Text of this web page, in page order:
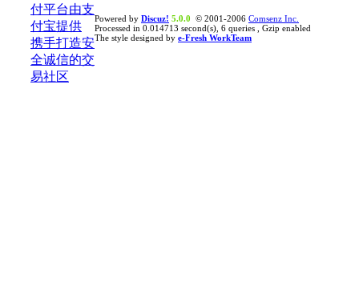
Powered by Discuz! 5.0.0 © 2001-2006 Comsenz Inc.
Processed in 0.014713 second(s), 6 queries , Gzip enabled
The style designed by e-Fresh WorkTeam